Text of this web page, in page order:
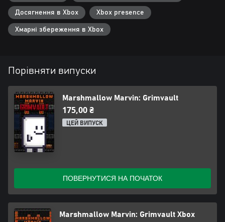
Досягнення в Xbox Xbox presence
Хмарні збереження в Xbox
Порівняти випуски
Marshmallow Marvin: Grimvault
175,00 ₴
ЦЕЙ ВИПУСК
ПОВЕРНУТИСЯ НА ПОЧАТОК
Marshmallow Marvin: Grimvault Xbox